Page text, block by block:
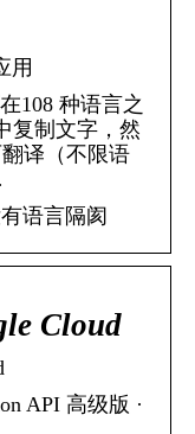
用
108 种语言之
复制文字，然
译（不限语
语言隔阂
Cloud
API 高级版 ·